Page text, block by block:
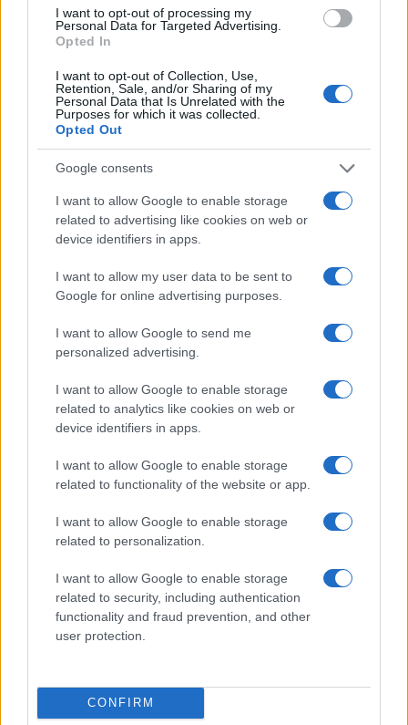
I want to opt-out of processing my
Personal Data for Targeted Advertising.
Opted In
I want to opt-out of Collection, Use,
Retention, Sale, and/or Sharing of my
Personal Data that Is Unrelated with the
Purposes for which it was collected.
Opted Out
Google consents
I want to allow Google to enable storage
related to advertising like cookies on web or
device identifiers in apps.
I want to allow my user data to be sent to
Google for online advertising purposes.
I want to allow Google to send me
personalized advertising.
I want to allow Google to enable storage
related to analytics like cookies on web or
device identifiers in apps.
I want to allow Google to enable storage
related to functionality of the website or app.
I want to allow Google to enable storage
related to personalization.
I want to allow Google to enable storage
related to security, including authentication
functionality and fraud prevention, and other
user protection.
CONFIRM